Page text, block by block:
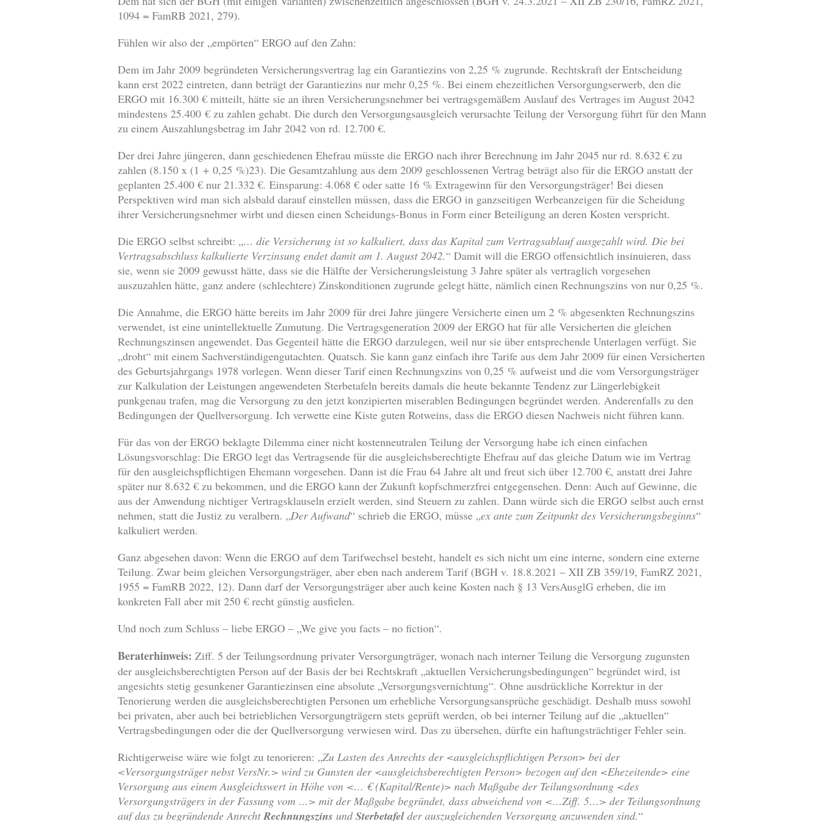
1094 = FamRB 2021, 279).
Fühlen wir also der „empörten“ ERGO auf den Zahn:
Dem im Jahr 2009 begründeten Versicherungsvertrag lag ein Garantiezins von 2,25 % zugrunde. Rechtskraft der Entscheidung
kann erst 2022 eintreten, dann beträgt der Garantiezins nur mehr 0,25 %. Bei einem ehezeitlichen Versorgungserwerb, den die
ERGO mit 16.300 € mitteilt, hätte sie an ihren Versicherungsnehmer bei vertragsgemäßem Auslauf des Vertrages im August 2042
mindestens 25.400 € zu zahlen gehabt. Die durch den Versorgungsausgleich verursachte Teilung der Versorgung führt für den Mann
zu einem Auszahlungsbetrag im Jahr 2042 von rd. 12.700 €.
Der drei Jahre jüngeren, dann geschiedenen Ehefrau müsste die ERGO nach ihrer Berechnung im Jahr 2045 nur rd. 8.632 € zu
zahlen (8.150 x (1 + 0,25 %)23). Die Gesamtzahlung aus dem 2009 geschlossenen Vertrag beträgt also für die ERGO anstatt der
geplanten 25.400 € nur 21.332 €. Einsparung: 4.068 € oder satte 16 % Extragewinn für den Versorgungsträger! Bei diesen
Perspektiven wird man sich alsbald darauf einstellen müssen, dass die ERGO in ganzseitigen Werbeanzeigen für die Scheidung
ihrer Versicherungsnehmer wirbt und diesen einen Scheidungs-Bonus in Form einer Beteiligung an deren Kosten verspricht.
Die ERGO selbst schreibt: „… die Versicherung ist so kalkuliert, dass das Kapital zum Vertragsablauf ausgezahlt wird. Die bei
Vertragsabschluss kalkulierte Verzinsung endet damit am 1. August 2042.“ Damit will die ERGO offensichtlich insinuieren, dass
sie, wenn sie 2009 gewusst hätte, dass sie die Hälfte der Versicherungsleistung 3 Jahre später als vertraglich vorgesehen
auszuzahlen hätte, ganz andere (schlechtere) Zinskonditionen zugrunde gelegt hätte, nämlich einen Rechnungszins von nur 0,25 %.
Die Annahme, die ERGO hätte bereits im Jahr 2009 für drei Jahre jüngere Versicherte einen um 2 % abgesenkten Rechnungszins
verwendet, ist eine unintellektuelle Zumutung. Die Vertragsgeneration 2009 der ERGO hat für alle Versicherten die gleichen
Rechnungszinsen angewendet. Das Gegenteil hätte die ERGO darzulegen, weil nur sie über entsprechende Unterlagen verfügt. Sie
„droht“ mit einem Sachverständigengutachten. Quatsch. Sie kann ganz einfach ihre Tarife aus dem Jahr 2009 für einen Versicherten
des Geburtsjahrgangs 1978 vorlegen. Wenn dieser Tarif einen Rechnungszins von 0,25 % aufweist und die vom Versorgungsträger
zur Kalkulation der Leistungen angewendeten Sterbetafeln bereits damals die heute bekannte Tendenz zur Längerlebigkeit
punkgenau trafen, mag die Versorgung zu den jetzt konzipierten miserablen Bedingungen begründet werden. Anderenfalls zu den
Bedingungen der Quellversorgung. Ich verwette eine Kiste guten Rotweins, dass die ERGO diesen Nachweis nicht führen kann.
Für das von der ERGO beklagte Dilemma einer nicht kostenneutralen Teilung der Versorgung habe ich einen einfachen
Lösungsvorschlag: Die ERGO legt das Vertragsende für die ausgleichsberechtigte Ehefrau auf das gleiche Datum wie im Vertrag
für den ausgleichspflichtigen Ehemann vorgesehen. Dann ist die Frau 64 Jahre alt und freut sich über 12.700 €, anstatt drei Jahre
später nur 8.632 € zu bekommen, und die ERGO kann der Zukunft kopfschmerzfrei entgegensehen. Denn: Auch auf Gewinne, die
aus der Anwendung nichtiger Vertragsklauseln erzielt werden, sind Steuern zu zahlen. Dann würde sich die ERGO selbst auch ernst
nehmen, statt die Justiz zu veralbern. „Der Aufwand“ schrieb die ERGO, müsse „ex ante zum Zeitpunkt des Versicherungsbeginns“
kalkuliert werden.
Ganz abgesehen davon: Wenn die ERGO auf dem Tarifwechsel besteht, handelt es sich nicht um eine interne, sondern eine externe
Teilung. Zwar beim gleichen Versorgungsträger, aber eben nach anderem Tarif (BGH v. 18.8.2021 – XII ZB 359/19, FamRZ 2021,
1955 = FamRB 2022, 12). Dann darf der Versorgungsträger aber auch keine Kosten nach § 13 VersAusglG erheben, die im
konkreten Fall aber mit 250 € recht günstig ausfielen.
Und noch zum Schluss – liebe ERGO – „We give you facts – no fiction“.
Beraterhinweis: Ziff. 5 der Teilungsordnung privater Versorgungträger, wonach nach interner Teilung die Versorgung zugunsten
der ausgleichsberechtigten Person auf der Basis der bei Rechtskraft „aktuellen Versicherungsbedingungen“ begründet wird, ist
angesichts stetig gesunkener Garantiezinsen eine absolute „Versorgungsvernichtung“. Ohne ausdrückliche Korrektur in der
Tenorierung werden die ausgleichsberechtigten Personen um erhebliche Versorgungsansprüche geschädigt. Deshalb muss sowohl
bei privaten, aber auch bei betrieblichen Versorgungträgern stets geprüft werden, ob bei interner Teilung auf die „aktuellen“
Vertragsbedingungen oder die der Quellversorgung verwiesen wird. Das zu übersehen, dürfte ein haftungsträchtiger Fehler sein.
Richtigerweise wäre wie folgt zu tenorieren: „Zu Lasten des Anrechts der <ausgleichspflichtigen Person> bei der
<Versorgungsträger nebst VersNr.> wird zu Gunsten der <ausgleichsberechtigten Person> bezogen auf den <Ehezeitende> eine
Versorgung aus einem Ausgleichswert in Höhe von <… € (Kapital/Rente)> nach Maßgabe der Teilungsordnung <des
Versorgungsträgers in der Fassung vom …> mit der Maßgabe begründet, dass abweichend von <…Ziff. 5…> der Teilungsordnung
auf das zu begründende AnrechtRechnungszins undSterbetafel der auszugleichenden Versorgung anzuwenden sind.“